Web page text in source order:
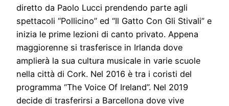
diretto da Paolo Lucci prendendo parte agli
spettacoli “Pollicino” ed “Il Gatto Con Gli Stivali” e
inizia le prime lezioni di canto privato. Appena
maggiorenne si trasferisce in Irlanda dove
amplierà la sua cultura musicale in varie scuole
nella città di Cork. Nel 2016 è tra i coristi del
programma “The Voice Of Ireland”. Nel 2019
decide di trasferirsi a Barcellona dove vive